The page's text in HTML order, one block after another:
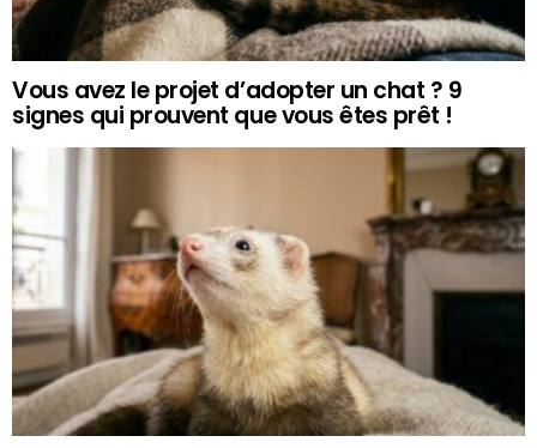
Vous avez le projet d’adopter un chat ? 9
signes qui prouvent que vous êtes prêt !